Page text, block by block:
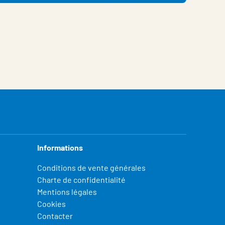
Informations
Conditions de vente générales
Charte de confidentialité
Mentions légales
Cookies
Contacter